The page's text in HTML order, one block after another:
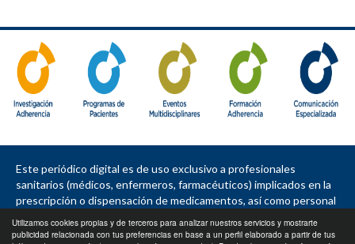
Utilizamos cookies propias y de terceros para analizar nuestros servicios y mostrarte
publicidad relacionada con tus preferencias en base a un perfil elaborado a partir de tus
Este periódico digital es de uso exclusivo a profesionales
sanitarios (médicos, enfermeros, farmacéuticos) implicados en la
prescripción o dispensación de medicamentos, así como personal
pacientes, sociedades e instituciones.